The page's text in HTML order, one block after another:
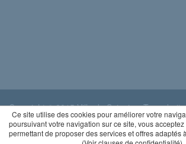
Copyright © 2015 Ville de Soignies. Tous
privée
Ce site utilise des cookies pour améliorer votre
poursuivant votre navigation sur ce site, vous
permettant de proposer des services et offres adaptés